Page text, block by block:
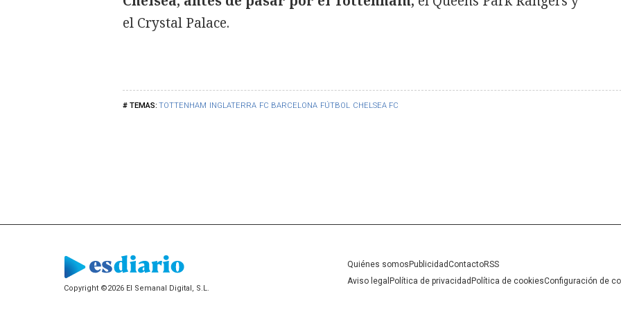
TOTTENHAM INGLATERRA FC BARCELONA FÚTBOL CHELSEA FC
el Crystal Palace.
Copyright ©2026 El Semanal Digital, S.L.
Quiénes somos PublicidadContactoRSS
Aviso legal Política de privacidad Política de cookiesConfiguración de